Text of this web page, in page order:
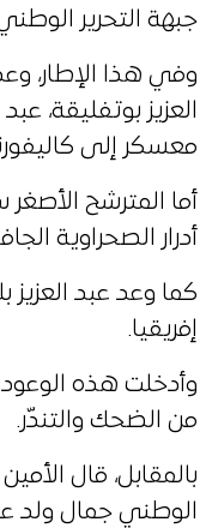
جبهة التحرير
وفي هذا الإطار،
العزيز بوتفليقة،
معسكر إلى كاليفورنيا
أما المترشح
أدرار الصحراوية
كما وعد عبد العزيز
إفريقيا.
من الضحك والتندّر.
بالمقابل، قال